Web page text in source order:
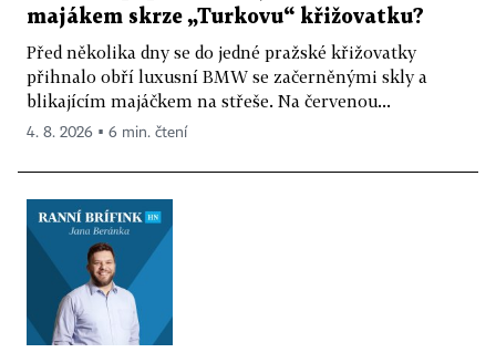
majákem skrze „Turkovu“ křižovatku?
Před několika dny se do jedné pražské křižovatky
přihnalo obří luxusní BMW se začerněnými skly a
blikajícím majáčkem na střeše. Na červenou...
4. 8. 2026 ▪ 6 min. čtení